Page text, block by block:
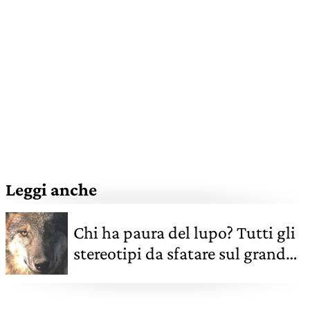
Leggi anche
Chi ha paura del lupo? Tutti gli
stereotipi da sfatare sul grande